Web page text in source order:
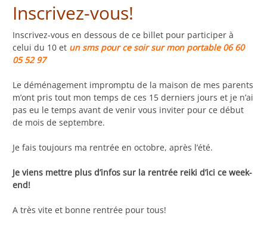
Inscrivez-vous!
Inscrivez-vous en dessous de ce billet pour participer à
celui du 10 et un sms pour ce soir sur mon portable 06 60
05 52 97
Le déménagement impromptu de la maison de mes parents
m’ont pris tout mon temps de ces 15 derniers jours et je n’ai
pas eu le temps avant de venir vous inviter pour ce début
de mois de septembre.
Je fais toujours ma rentrée en octobre, après l’été.
Je viens mettre plus d’infos sur la rentrée reiki d’ici ce week-
end!
A très vite et bonne rentrée pour tous!